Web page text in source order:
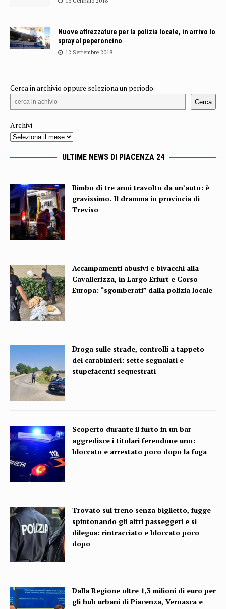
Nuove attrezzature per la polizia locale, in arrivo lo
spray al peperoncino
12 Settembre 2018
Cerca in archivio oppure seleziona un periodo
Cerca
Archivi
ULTIME NEWS DI PIACENZA 24
Bimbo di tre anni travolto da un’auto: è
gravissimo. Il dramma in provincia di
Treviso
Accampamenti abusivi e bivacchi alla
Cavallerizza, in Largo Erfurt e Corso
Europa: “sgomberati” dalla polizia locale
Droga sulle strade, controlli a tappeto
dei carabinieri: sette segnalati e
stupefacenti sequestrati
Scoperto durante il furto in un bar
aggredisce i titolari ferendone uno:
bloccato e arrestato poco dopo la fuga
Trovato sul treno senza biglietto, fugge
spintonando gli altri passeggeri e si
dilegua: rintracciato e bloccato poco
dopo
Dalla Regione oltre 1,3 milioni di euro per
gli hub urbani di Piacenza, Vernasca e